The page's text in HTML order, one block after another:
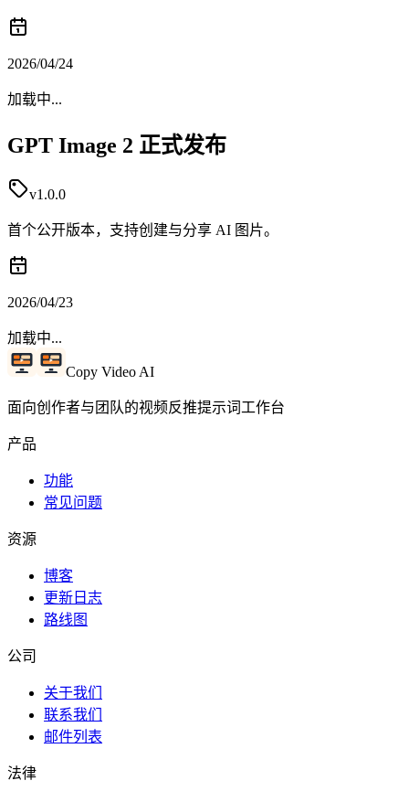
2026/04/24
加载中...
GPT Image 2 正式发布
v1.0.0
首个公开版本，支持创建与分享 AI 图片。
2026/04/23
加载中...
Copy Video AI
面向创作者与团队的视频反推提示词工作台
产品
功能
常见问题
资源
博客
更新日志
路线图
公司
关于我们
联系我们
邮件列表
法律